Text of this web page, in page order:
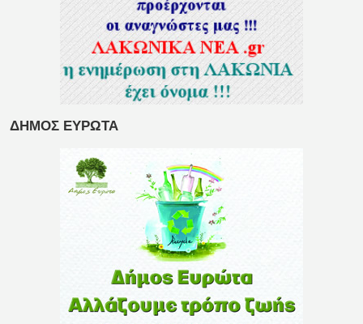
ΔΗΜΟΣ ΕΥΡΩΤΑ